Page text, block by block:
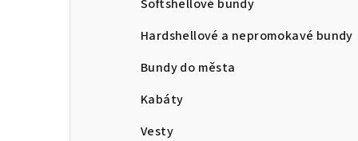
Softshellové bundy
Hardshellové a nepromokavé bundy
Bundy do města
Kabáty
Vesty